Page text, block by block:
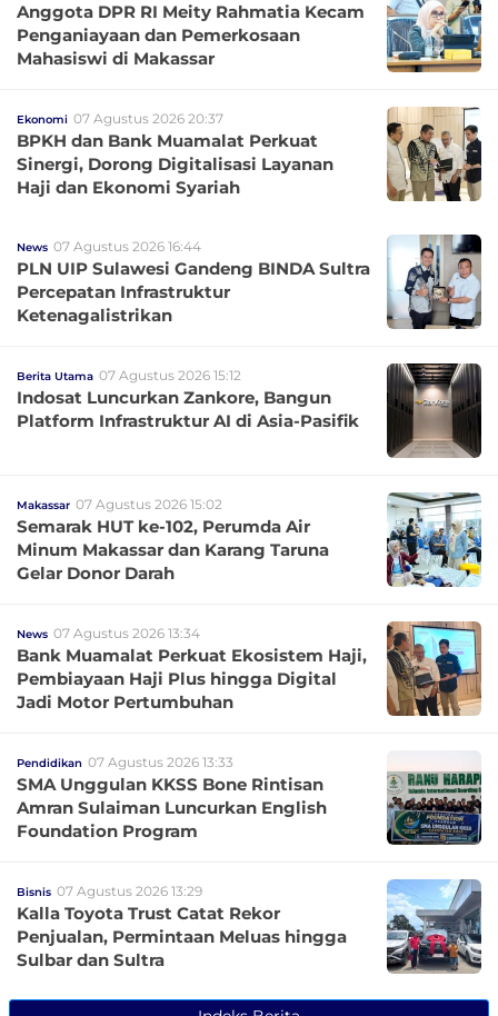
Anggota DPR RI Meity Rahmatia Kecam
Penganiayaan dan Pemerkosaan
Mahasiswi di Makassar
Ekonomi 07 Agustus 2026 20:37
BPKH dan Bank Muamalat Perkuat
Sinergi, Dorong Digitalisasi Layanan
Haji dan Ekonomi Syariah
News 07 Agustus 2026 16:44
PLN UIP Sulawesi Gandeng BINDA Sultra
Percepatan Infrastruktur
Ketenagalistrikan
Berita Utama 07 Agustus 2026 15:12
Indosat Luncurkan Zankore, Bangun
Platform Infrastruktur AI di Asia-Pasifik
Makassar 07 Agustus 2026 15:02
Semarak HUT ke-102, Perumda Air
Minum Makassar dan Karang Taruna
Gelar Donor Darah
News 07 Agustus 2026 13:34
Bank Muamalat Perkuat Ekosistem Haji,
Pembiayaan Haji Plus hingga Digital
Jadi Motor Pertumbuhan
Pendidikan 07 Agustus 2026 13:33
SMA Unggulan KKSS Bone Rintisan
Amran Sulaiman Luncurkan English
Foundation Program
Bisnis 07 Agustus 2026 13:29
Kalla Toyota Trust Catat Rekor
Penjualan, Permintaan Meluas hingga
Sulbar dan Sultra